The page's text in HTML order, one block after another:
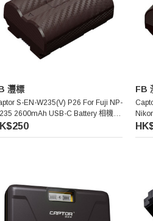
灃標
S-EN-W235(V) P26 For Fuji NP-
2600mAh USB-C Battery 相機電
FB